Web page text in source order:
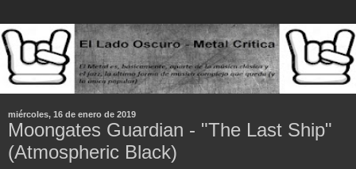
miércoles, 16 de enero de 2019
Moongates Guardian - "The Last Ship"
(Atmospheric Black)